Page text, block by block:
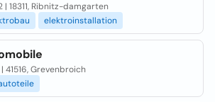
| 18311, Ribnitz-damgarten
elektroinstallation
41516, Grevenbroich